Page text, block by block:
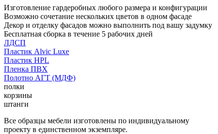
Изготовление гардеробных любого размера и конфигурации
Возможно сочетание нескольких цветов в одном фасаде
Декор и отделку фасадов можно выполнить под вашу задумку
Бесплатная сборка в течение 5 рабочих дней
ЛДСП
Пластик Alvic Luxe
Пластик HPL
Пленка ПВХ
Полотно АГТ (МДФ)
полки
корзины
штанги
Все образцы мебели изготовлены по индивидуальному
проекту в единственном экземпляре.